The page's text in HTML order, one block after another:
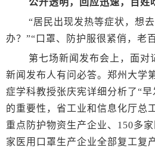
公开透明，回应迅速，百姓
“居民出现发热等症状，想
办？”“口罩、防护服很紧俏，
第七场新闻发布会上，面对
新闻发布人有问必答。郑州大学
症学科教授张庆宪详细分析了“
的重要性，省工业和信息化厅总
重点防护物资生产企业、150多
家医用口罩生产企业全部复工复